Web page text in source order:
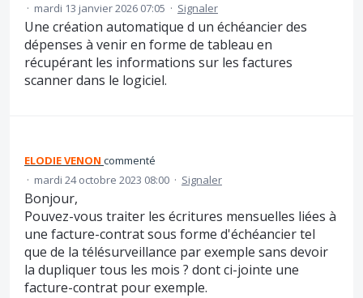
· mardi 13 janvier 2026 07:05 · Signaler
Une création automatique d un échéancier des
dépenses à venir en forme de tableau en
récupérant les informations sur les factures
scanner dans le logiciel.
ELODIE VENON commenté
· mardi 24 octobre 2023 08:00 · Signaler
Bonjour,
Pouvez-vous traiter les écritures mensuelles liées à
une facture-contrat sous forme d'échéancier tel
que de la télésurveillance par exemple sans devoir
la dupliquer tous les mois ? dont ci-jointe une
facture-contrat pour exemple.